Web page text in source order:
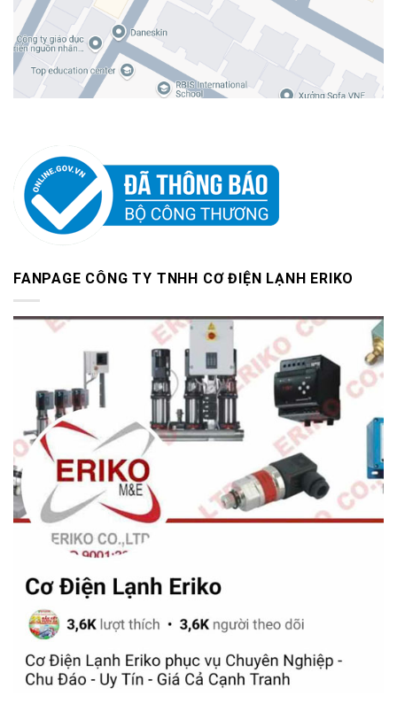
FANPAGE CÔNG TY TNHH CƠ ĐIỆN LẠNH ERIKO